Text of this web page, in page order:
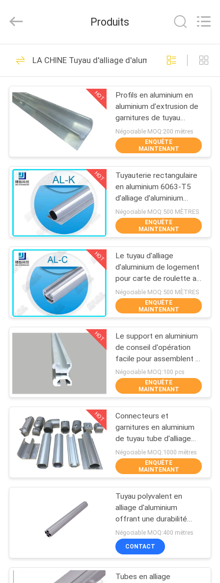
MAISON
PRODUITS
PROPOS
DE
NOUS
VISITE
DE
L'USINE
CONTRÔLE
DE
LA
QUALITÉ
CONTACTER
DEMANDEZ
UN DEVIS
PLAN
DU
POLITIQUE
DE
CONFIDENTIALITÉ
Jingji
Technology
All
Reserved.
Connecteurs de
tuyau en métal
98
Joints de tuyau en
métal
52
Joints en aluminium
de tuyauterie
350
Tuyau d'alliage
d'aluminium
Connecteurs de
tuyau de chrome
53
Produits
LA CHINE Tuyau d'alliage d'aluminium
HOT
Profils en aluminium en
aluminium d'extrusion de
garnitures de tuyau
d'OEM 6063
Négociable MOQ:200 mètres
ENQUÊTE
MAINTENANT
HOT
Tuyauterie rectangulaire
en aluminium 6063-T5
d'alliage d'aluminium
bride sans couture de
tuyau de double
Négociable MOQ:500 MÈTRES
ENQUÊTE
MAINTENANT
HOT
Le tuyau d'alliage
d'aluminium de logement
pour carte de roulette a
expulsé le tuyau sans
couture AL-C anodisé
Négociable MOQ:500 MÈTRES
ENQUÊTE
MAINTENANT
HOT
Le support en aluminium
de conseil d'opération
facile pour assemblent le
système en aluminium de
défilement ligne par ligne
de tuyau
Négociable MOQ:100 pcs
ENQUÊTE
MAINTENANT
HOT
Connecteurs et
garnitures en aluminium
de tuyau tube d'alliage
d'aluminium de 1,7
millimètres
Négociable MOQ:1000 mètres
ENQUÊTE
MAINTENANT
Tuyau polyvalent en
alliage d'aluminium
offrant une durabilité
exceptionnelle et une
fabrication facile à
diverses fins industrielles
Négociable MOQ:400 mètres
CONTACT
Tubes en alliage